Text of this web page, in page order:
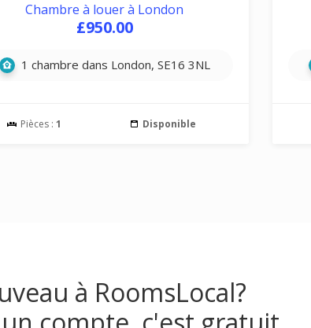
Chambre à louer à London
£950.00
1 chambre dans London, SE16 3NL
Pièces : 1 Disponible
à RoomsLocal?